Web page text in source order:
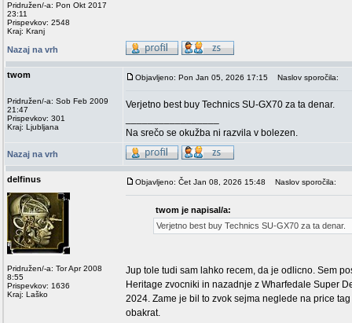
Pridružen/-a: Pon Okt 2017
23:11
Prispevkov: 2548
Kraj: Kranj
Nazaj na vrh
twom
Pridružen/-a: Sob Feb 2009
21:47
Prispevkov: 301
Kraj: Ljubljana
Objavljeno: Pon Jan 05, 2026 17:15 Naslov sporočila:
Verjetno best buy Technics SU-GX70 za ta denar.
Na srečo se okužba ni razvila v bolezen.
Nazaj na vrh
delfinus
Pridružen/-a: Tor Apr 2008
8:55
Prispevkov: 1636
Kraj: Laško
Objavljeno: Čet Jan 08, 2026 15:48 Naslov sporočila:
twom je napisal/a:
Verjetno best buy Technics SU-GX70 za ta denar.
Jup tole tudi sam lahko recem, da je odlicno. Sem
Heritage zvocniki in nazadnje z Wharfedale Super
2024. Zame je bil to zvok sejma neglede na price
obakrat.